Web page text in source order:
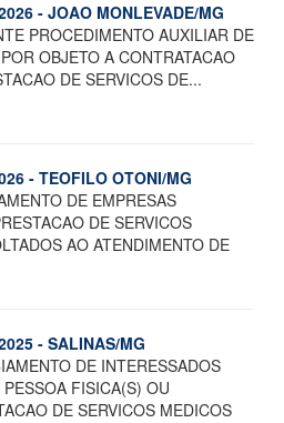
- JOAO MONLEVADE/MG
PROCEDIMENTO AUXILIAR DE
OBJETO A CONTRATACAO
DE SERVICOS DE...
- TEOFILO OTONI/MG
DE EMPRESAS
DE SERVICOS
AO ATENDIMENTO DE
- SALINAS/MG
DE INTERESSADOS
FISICA(S) OU
DE SERVICOS MEDICOS